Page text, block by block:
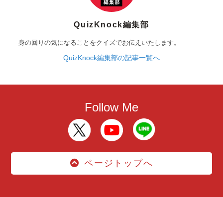
QuizKnock編集部
身の回りの気になることをクイズでお伝えいたします。
QuizKnock編集部の記事一覧へ
Follow Me
ページトップへ